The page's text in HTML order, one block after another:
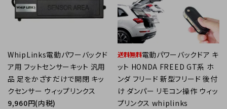
WhipLinks電動パワーバックド
ア用 フットセンサーキット 汎用
品 足をかざすだけで開閉 キッ
クセンサー ウィップリンクス
9,960円(内税)
電動パワーバックドア キ
ット HONDA FREED GT系 ホ
ンダ フリード 新型フリード 後付
け ダンパー リモコン操作 ウィッ
プリンクス whiplinks